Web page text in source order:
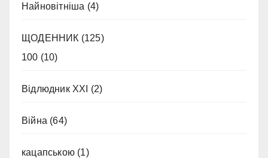
Найновітніша (4)
ЩОДЕННИК (125)
100 (10)
Відлюдник XXI (2)
Війна (64)
кацапською (1)